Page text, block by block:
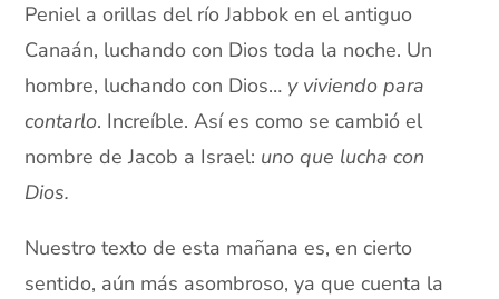
Peniel a orillas del río Jabbok en el antiguo
Canaán, luchando con Dios toda la noche. Un
hombre, luchando con Dios… y viviendo para
contarlo. Increíble. Así es como se cambió el
nombre de Jacob a Israel: uno que lucha con
Dios.
Nuestro texto de esta mañana es, en cierto
sentido, aún más asombroso, ya que cuenta la